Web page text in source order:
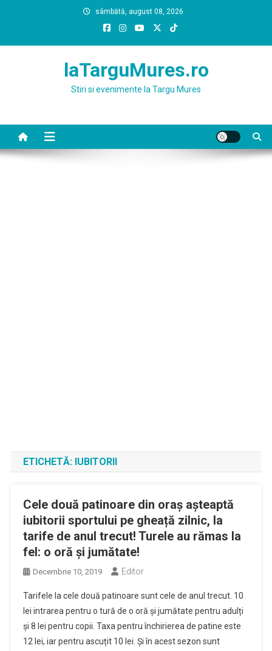
sâmbătă, august 08, 2026
laTarguMures.ro
Stiri si evenimente la Targu Mures
ETICHETĂ: IUBITORII
Cele două patinoare din oraș așteaptă
iubitorii sportului pe gheață zilnic, la
tarife de anul trecut! Turele au rămas la
fel: o oră și jumătate!
Decembrie 10, 2019 Editor
Tarifele la cele două patinoare sunt cele de anul trecut. 10
lei intrarea pentru o tură de o oră și jumătate pentru adulți
și 8 lei pentru copii. Taxa pentru închirierea de patine este
12 lei, iar pentru ascuțit 10 lei. Și în acest sezon sunt